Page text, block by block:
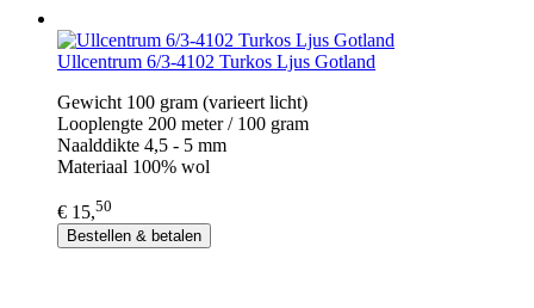
Ullcentrum 6/3-4102 Turkos Ljus Gotland
Gewicht 100 gram (varieert licht)
Looplengte 200 meter / 100 gram
Naalddikte 4,5 - 5 mm
Materiaal 100% wol
€ 15,50
Bestellen & betalen